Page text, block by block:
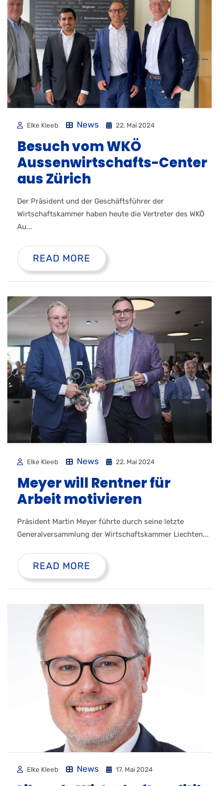
Elke Kleeb News 22. Mai 2024
Besuch vom WKÖ
Aussenwirtschafts-Center
aus Zürich
Der Präsident und der Geschäftsführer der
Wirtschaftskammer haben heute die Vertreter des WKÖ
Au...
READ MORE
Elke Kleeb News 22. Mai 2024
Meyer will Rentner für
Arbeit motivieren
Präsident Martin Meyer führte durch seine letzte
Generalversammlung der Wirtschaftskammer Liechten...
READ MORE
Elke Kleeb News 17. Mai 2024